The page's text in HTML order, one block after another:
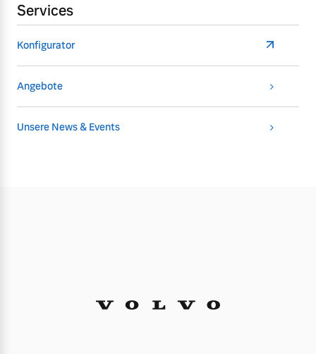
Services
Konfigurator
Angebote
Unsere News & Events